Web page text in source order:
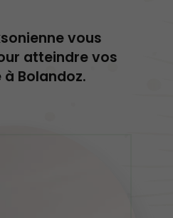
vous
atteindre vos
Bolandoz.